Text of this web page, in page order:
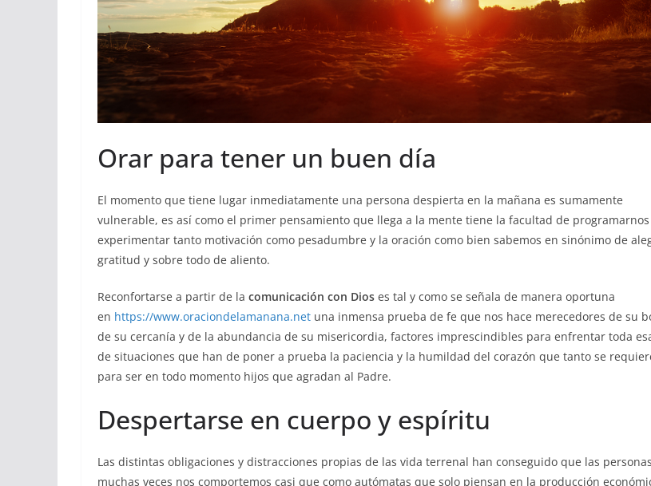
Orar para tener un buen día
El momento que tiene lugar inmediatamente una persona despierta en la mañana es sumamente
vulnerable, es así como el primer pensamiento que llega a la mente tiene la facultad de
experimentar tanto motivación como pesadumbre y la oración como bien sabemos en sinónimo de
gratitud y sobre todo de aliento.
Reconfortarse a partir de la comunicación con Dios es tal y como se señala de manera oportuna
en https://www.oraciondelamanana.net una inmensa prueba de fe que nos hace merecedores de su
de su cercanía y de la abundancia de su misericordia, factores imprescindibles para enfrentar toda
de situaciones que han de poner a prueba la paciencia y la humildad del corazón que tanto se
para ser en todo momento hijos que agradan al Padre.
Despertarse en cuerpo y espíritu
Las distintas obligaciones y distracciones propias de las vida terrenal han conseguido que las personas
muchas veces nos comportemos casi que como autómatas que solo piensan en la producción